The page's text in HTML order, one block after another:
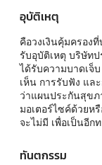
อุบัติเหตุ
คือวงเงินคุ้มครอง
รับอุบัติเหตุ บริษัท
ได้รับความบาดเจ็
เห็น การรับฟัง แล
ว่าแผนประกันสุข
มอเตอร์ไซค์ด้วยห
จะไม่มี เพื่อเป็นอีก
ทันตกรรม